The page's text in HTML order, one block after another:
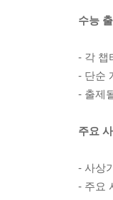
5단원
수능
- 각 챕
- 단순
- 출제
주요
- 사상
- 주요